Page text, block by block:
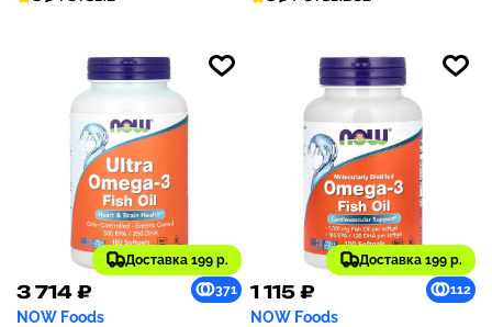
желатина
Доставка 199 р.
3 714 ₽ 371
NOW Foods
Доставка 199 р.
1 115 ₽ 112
NOW Foods